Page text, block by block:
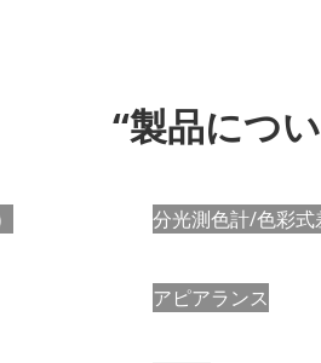
“製品につ
分光測色計/色彩式
アピアランス